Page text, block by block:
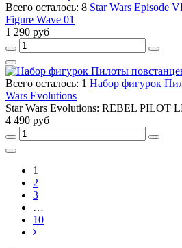
Всего осталось: 8 Star Wars Episode
Figure Wave 01
1 290 руб
Всего осталось: 1 Набор фигурок
Wars Evolutions
Star Wars Evolutions: REBEL PILOT
4 490 руб
1
2
3
…
10